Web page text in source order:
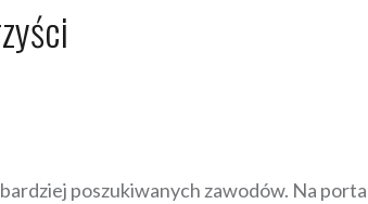
poszukiwanych zawodów. Na